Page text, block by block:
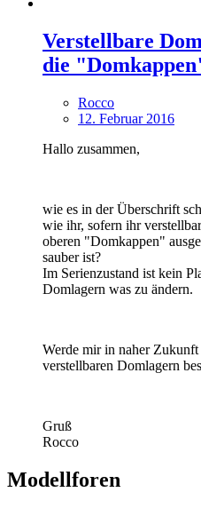
Verstellbare
die
Rocco
12. Februar 2016
Hallo zusammen,
wie es in der Überschrift
wie ihr, sofern ihr
oberen "Domkappen"
sauber ist?
Im Serienzustand ist kein
Domlagern was zu ändern.
Werde mir in naher
verstellbaren Domlagern
Gruß
Rocco
Modellforen